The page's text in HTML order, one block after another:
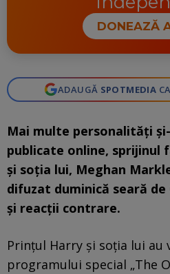
DONEAZĂ
ADAUGĂ SPOTMEDIA
Mai multe personalităţi
publicate online, sprijinul
şi soţia lui, Meghan
difuzat duminică seară de
şi reacţii contrare.
Prinţul Harry şi soţia lui
programului special „The